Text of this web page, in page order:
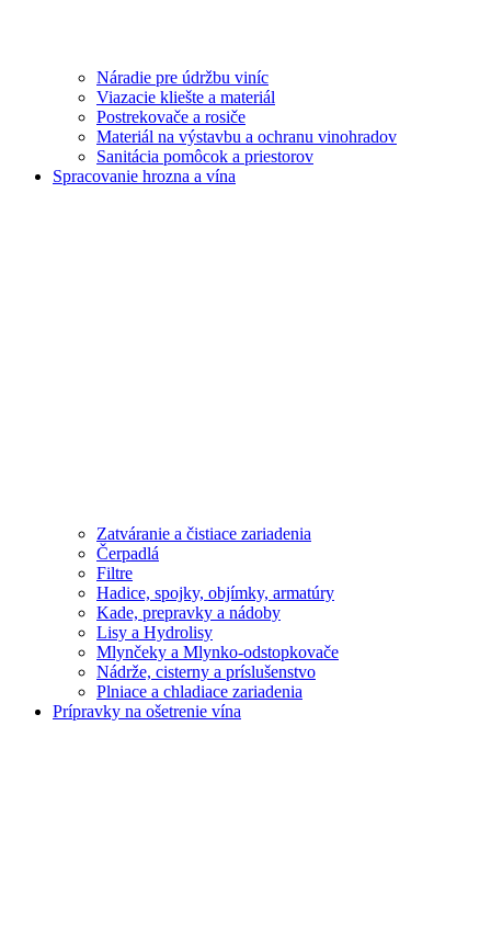
Náradie pre údržbu viníc
Viazacie kliešte a materiál
Postrekovače a rosiče
Materiál na výstavbu a ochranu vinohradov
Sanitácia pomôcok a priestorov
Spracovanie hrozna a vína
Zatváranie a čistiace zariadenia
Čerpadlá
Filtre
Hadice, spojky, objímky, armatúry
Kade, prepravky a nádoby
Lisy a Hydrolisy
Mlynčeky a Mlynko-odstopkovače
Nádrže, cisterny a príslušenstvo
Plniace a chladiace zariadenia
Prípravky na ošetrenie vína